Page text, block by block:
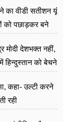
का वीडी सतीशन यूं
को पछाड़कर बने
मोदी देशभक्त नहीं,
हिन्दुस्तान को बेचने
कहा- उल्टी करने
रही